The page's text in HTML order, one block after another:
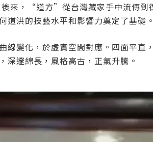
來，“道方”從台灣藏家手中流傳到
洪的技藝水平和影響力奠定了基礎。
線變化，於虛實空間對應。四面平直
深邃綿長，風格高古，正氣升騰 。